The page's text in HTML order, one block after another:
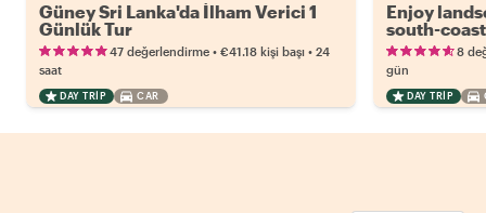
Güney Sri Lanka'da İlham Verici 1
Günlük Tur
47 değerlendirme • €41.18 kişi başı • 24
saat
DAY TRIP CAR
Enjoy
south-coast
8
gün
DAY TRIP